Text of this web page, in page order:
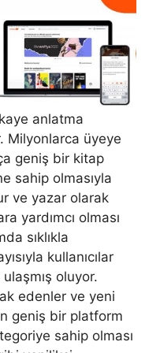
anlatma
Milyonlarca üyeye
geniş bir kitap
sahip olmasıyla
ve yazar olarak
yardımcı olması
sıklıkla
kullanıcılar
oluyor.
edenler ve yeni
geniş bir platform
sahip olması